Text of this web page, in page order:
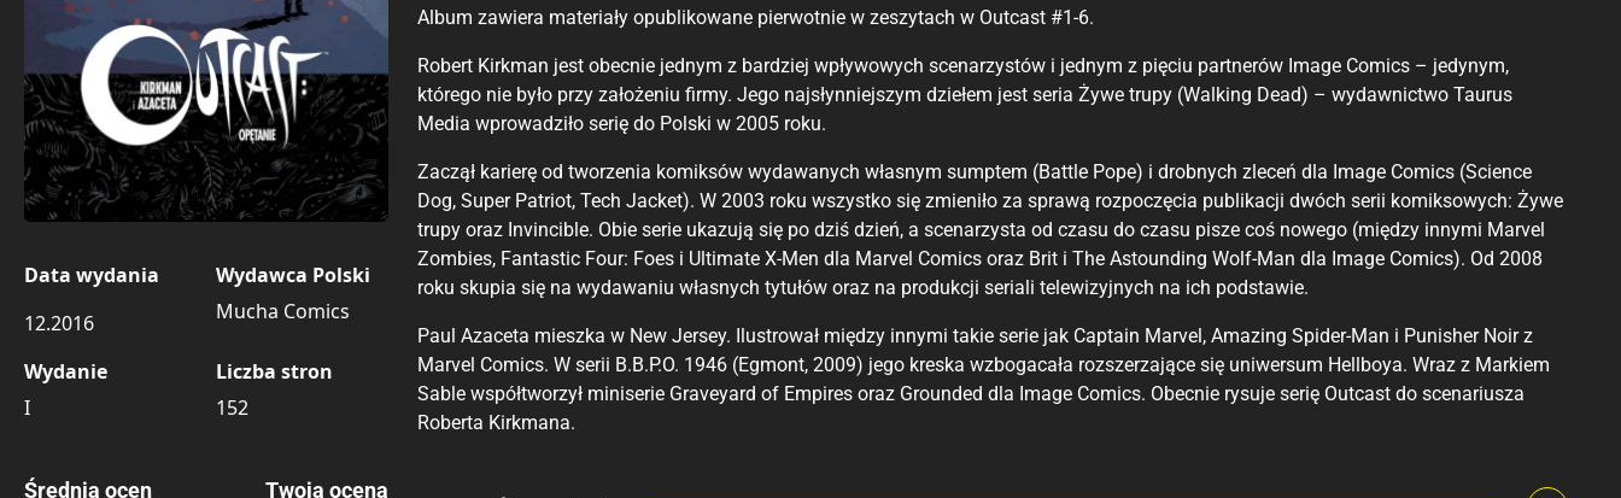
Data wydania
12.2016
Wydawca Polski
Mucha Comics
Wydanie
I
Liczba stron
152
Średnia ocen Twoja ocena
Album zawiera materiały opublikowane pierwotnie w zeszytach w Outcast #1-6.
Robert Kirkman jest obecnie jednym z bardziej wpływowych scenarzystów i jednym z pięciu partnerów Image Comics – jedynym,
którego nie było przy założeniu firmy. Jego najsłynniejszym dziełem jest seria Żywe trupy (Walking Dead) – wydawnictwo Taurus
Media wprowadziło serię do Polski w 2005 roku.
Zaczął karierę od tworzenia komiksów wydawanych własnym sumptem (Battle Pope) i drobnych zleceń dla Image Comics (Science
Dog, Super Patriot, Tech Jacket). W 2003 roku wszystko się zmieniło za sprawą rozpoczęcia publikacji dwóch serii komiksowych: Żywe
trupy oraz Invincible. Obie serie ukazują się po dziś dzień, a scenarzysta od czasu do czasu pisze coś nowego (między innymi Marvel
Zombies, Fantastic Four: Foes i Ultimate X-Men dla Marvel Comics oraz Brit i The Astounding Wolf-Man dla Image Comics). Od 2008
roku skupia się na wydawaniu własnych tytułów oraz na produkcji seriali telewizyjnych na ich podstawie.
Paul Azaceta mieszka w New Jersey. Ilustrował między innymi takie serie jak Captain Marvel, Amazing Spider-Man i Punisher Noir z
Marvel Comics. W serii B.B.P.O. 1946 (Egmont, 2009) jego kreska wzbogacała rozszerzające się uniwersum Hellboya. Wraz z Markiem
Sable współtworzył miniserie Graveyard of Empires oraz Grounded dla Image Comics. Obecnie rysuje serię Outcast do scenariusza
Roberta Kirkmana.